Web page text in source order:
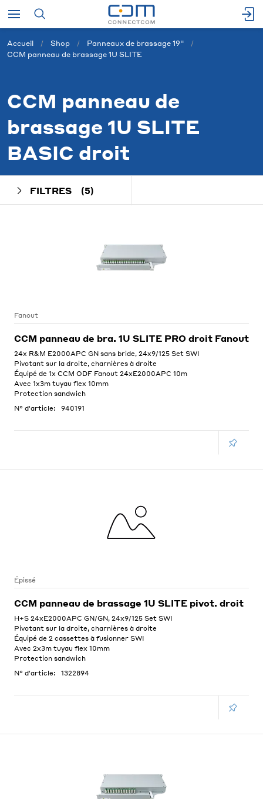
Accueil Shop
Panneaux de brassage 19''
CCM panneau de brassage 1U SLITE
CCM panneau de
brassage 1U SLITE
BASIC droit
FILTRES (5)
Fanout
CCM panneau de bra. 1U SLITE PRO droit Fanout
24x R&M E2000APC GN sans bride, 24x9/125 Set SWI
Pivotant sur la droite, charnières à droite
Équipé de 1x CCM ODF Fanout 24xE2000APC 10m
Avec 1x3m tuyau flex 10mm
Protection sandwich
N° d'article:
940191
Épissé
CCM panneau de brassage 1U SLITE pivot. droit
H+S 24xE2000APC GN/GN, 24x9/125 Set SWI
Pivotant sur la droite, charnières à droite
Équipé de 2 cassettes à fusionner SWI
Avec 2x3m tuyau flex 10mm
Protection sandwich
N° d'article:
1322894